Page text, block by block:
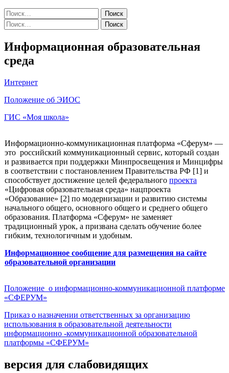
Menu
Найти:
Найти:
Информационная образовательная
среда
Интернет
Положение об ЭИОС
ГИС «Моя школа»
Информационно-коммуникационная платформа «Сферум» —
это российский коммуникационный сервис, который создан
и развивается при поддержки Минпросвещения и Минцифры
в соответствии с постановлением Правительства РФ [1] и
способствует достижение целей федерального проекта
«Цифровая образовательная среда» нацпроекта
«Образование» [2] по модернизации и развитию системы
начального общего, основного общего и среднего общего
образования. Платформа «Сферум» не заменяет
традиционный урок, а призвана сделать обучение более
гибким, технологичным и удобным.
Информационное сообщение для размещения на сайте
образовательной организации
Положение о информационно-коммуникационной платформе
«СФЕРУМ»
Приказ о назначении ответственных за организацию
использования в образовательной деятельности
информационно -коммуникационной образовательной
платформы «СФЕРУМ»
версия для слабовидящих